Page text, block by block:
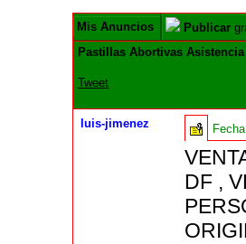
Mis Anuncios Publicar
Pastillas Abortivas Asistencia
Tweet
luis-jimenez
DF ,